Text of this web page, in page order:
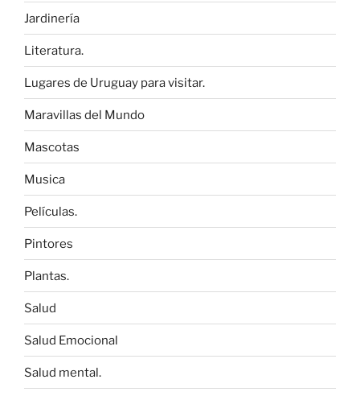
Jardinería
Literatura.
Lugares de Uruguay para visitar.
Maravillas del Mundo
Mascotas
Musica
Películas.
Pintores
Plantas.
Salud
Salud Emocional
Salud mental.